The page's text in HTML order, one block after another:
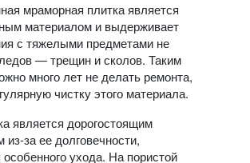
мраморная плитка является
материалом и выдерживает
с тяжелыми предметами не
— трещин и сколов. Таким
много лет не делать ремонта,
чистку этого материала.
является дорогостоящим
из-за ее долговечности,
ухода. На пористой